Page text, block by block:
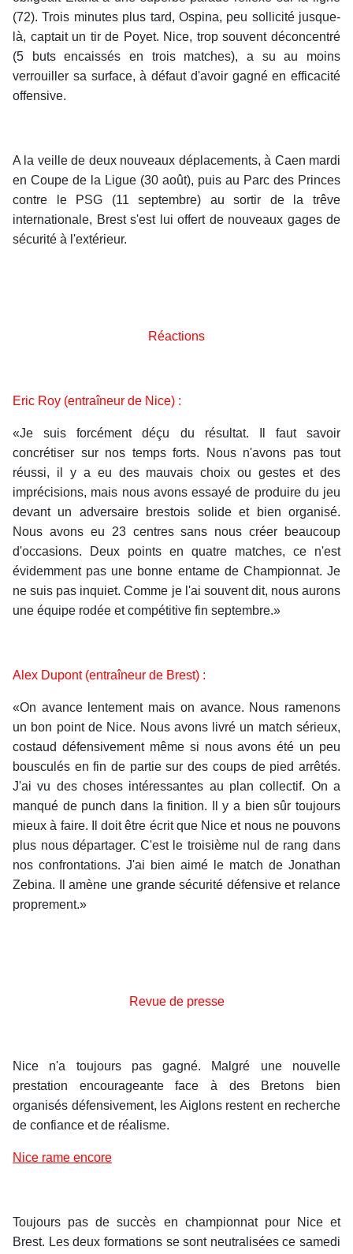
(72). Trois minutes plus tard, Ospina, peu sollicité jusque-
là, captait un tir de Poyet. Nice, trop souvent déconcentré
(5 buts encaissés en trois matches), a su au moins
verrouiller sa surface, à défaut d'avoir gagné en efficacité
offensive.
A la veille de deux nouveaux déplacements, à Caen mardi
en Coupe de la Ligue (30 août), puis au Parc des Princes
contre le PSG (11 septembre) au sortir de la trêve
internationale, Brest s'est lui offert de nouveaux gages de
sécurité à l'extérieur.
Réactions
Eric Roy (entraîneur de Nice) :
«Je suis forcément déçu du résultat. Il faut savoir
concrétiser sur nos temps forts. Nous n'avons pas tout
réussi, il y a eu des mauvais choix ou gestes et des
imprécisions, mais nous avons essayé de produire du jeu
devant un adversaire brestois solide et bien organisé.
Nous avons eu 23 centres sans nous créer beaucoup
d'occasions. Deux points en quatre matches, ce n'est
évidemment pas une bonne entame de Championnat. Je
ne suis pas inquiet. Comme je l'ai souvent dit, nous aurons
une équipe rodée et compétitive fin septembre.»
Alex Dupont (entraîneur de Brest) :
«On avance lentement mais on avance. Nous ramenons
un bon point de Nice. Nous avons livré un match sérieux,
costaud défensivement même si nous avons été un peu
bousculés en fin de partie sur des coups de pied arrêtés.
J'ai vu des choses intéressantes au plan collectif. On a
manqué de punch dans la finition. Il y a bien sûr toujours
mieux à faire. Il doit être écrit que Nice et nous ne pouvons
plus nous départager. C'est le troisième nul de rang dans
nos confrontations. J'ai bien aimé le match de Jonathan
Zebina. Il amène une grande sécurité défensive et relance
proprement.»
Revue de presse
Nice n'a toujours pas gagné. Malgré une nouvelle
prestation encourageante face à des Bretons bien
organisés défensivement, les Aiglons restent en recherche
de confiance et de réalisme.
Nice rame encore
Toujours pas de succès en championnat pour Nice et
Brest. Les deux formations se sont neutralisées ce samedi